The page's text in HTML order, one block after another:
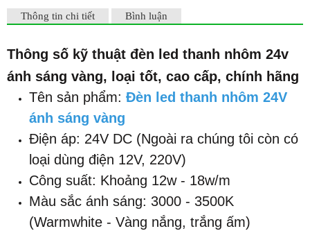
Thông tin chi tiết Bình luận
Thông số kỹ thuật đèn led thanh nhôm 24v
ánh sáng vàng, loại tốt, cao cấp, chính hãng
Tên sản phẩm: Đèn led thanh nhôm 24V
ánh sáng vàng
Điện áp: 24V DC (Ngoài ra chúng tôi còn có
loại dùng điện 12V, 220V)
Công suất: Khoảng 12w - 18w/m
Màu sắc ánh sáng: 3000 - 3500K
(Warmwhite - Vàng nắng, trắng ấm)